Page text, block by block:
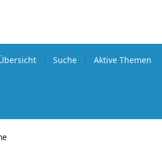
Suche Aktive Themen